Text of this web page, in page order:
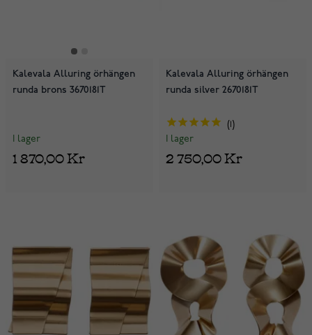
Kalevala Alluring örhängen
runda brons 3670181T
I lager
1 870,00 Kr
Kalevala Alluring örhängen
runda silver 2670181T
I lager
2 750,00 Kr